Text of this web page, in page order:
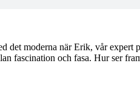
det moderna när Erik, vår
fascination och fasa. Hur ser